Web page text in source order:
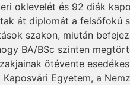
oklevelét és 92 diák
át diplomát a felsőfokú
szakon, miután
BA/BSc szinten
ötévente
Egyetem, a